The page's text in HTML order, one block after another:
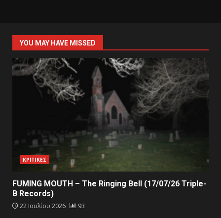
YOU MAY HAVE MISSED
ΚΡΙΤΙΚΕΣ
FUMING MOUTH – The Ringing Bell (17/07/26 Triple-
B Records)
22 Ιουλίου 2026 93